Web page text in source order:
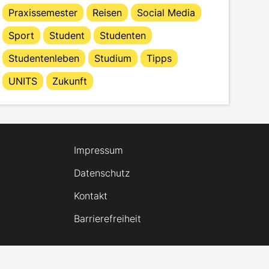
Praxissemester
Reisen
Social Media
Sport
Student
Studenten
Studentenleben
Studium
Tipps
UNITS
Zukunft
Impressum
Datenschutz
Kontakt
Barrierefreiheit